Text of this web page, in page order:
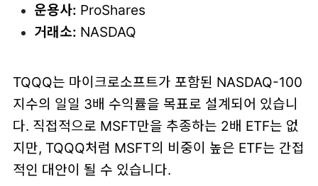
운용사: ProShares
거래소: NASDAQ
TQQQ는 마이크로소프트가 포함된 NASDAQ-100
지수의 일일 3배 수익률을 목표로 설계되어 있습니
다. 직접적으로 MSFT만을 추종하는 2배 ETF는 없
지만, TQQQ처럼 MSFT의 비중이 높은 ETF는 간접
적인 대안이 될 수 있습니다.